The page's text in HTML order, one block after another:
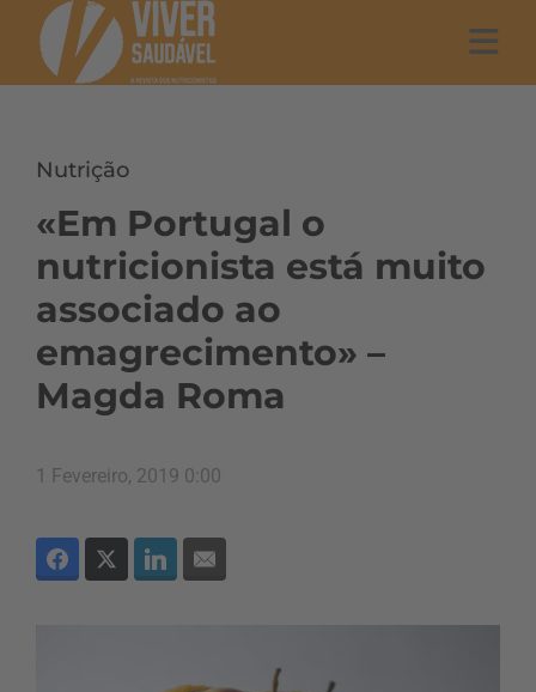
Nutrição
«Em Portugal o
nutricionista está muito
associado ao
emagrecimento» –
Magda Roma
1 Fevereiro, 2019 0:00